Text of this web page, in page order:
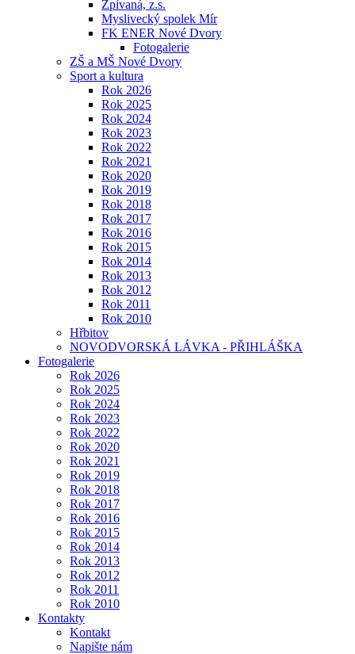
Zpívaná, z.s.
Myslivecký spolek Mír
FK ENER Nové Dvory
Fotogalerie
ZŠ a MŠ Nové Dvory
Sport a kultura
Rok 2026
Rok 2025
Rok 2024
Rok 2023
Rok 2022
Rok 2021
Rok 2020
Rok 2019
Rok 2018
Rok 2017
Rok 2016
Rok 2015
Rok 2014
Rok 2013
Rok 2012
Rok 2011
Rok 2010
Hřbitov
NOVODVORSKÁ LÁVKA - PŘIHLÁŠKA
Fotogalerie
Rok 2026
Rok 2025
Rok 2024
Rok 2023
Rok 2022
Rok 2020
Rok 2021
Rok 2019
Rok 2018
Rok 2017
Rok 2016
Rok 2015
Rok 2014
Rok 2013
Rok 2012
Rok 2011
Rok 2010
Kontakty
Kontakt
Napište nám